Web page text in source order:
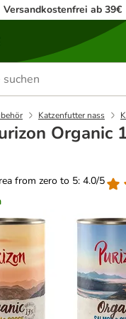
Versandkostenfrei ab 39€
Katzenfutter nass
Organic
from zero to 5: 4.0/5